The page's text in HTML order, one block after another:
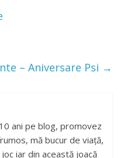
– Aniversare Psi →
ani pe blog, promovez
mă bucur de viață,
iar din această joacă